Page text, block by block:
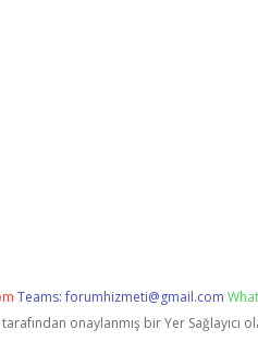
Teams:forumhizmeti@gmail.com
onaylanmış bir Yer